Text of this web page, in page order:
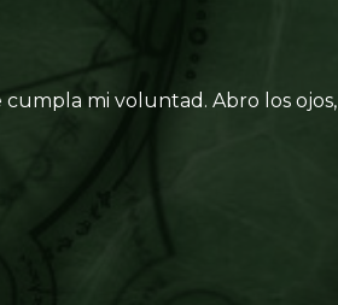
cumpla mi voluntad. Abro los ojos,